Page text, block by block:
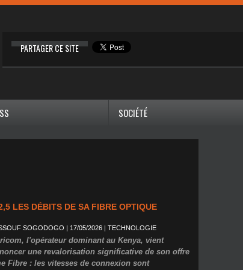
PARTAGER CE SITE
SOCIÉTÉ
LES DÉBITS DE SA FIBRE OPTIQUE
SOGODOGO | 17/05/2026 | TECHNOLOGIE
l'opérateur dominant au Kenya, vient
une revalorisation significative de son offre
Fibre : les vitesses de connexion sont